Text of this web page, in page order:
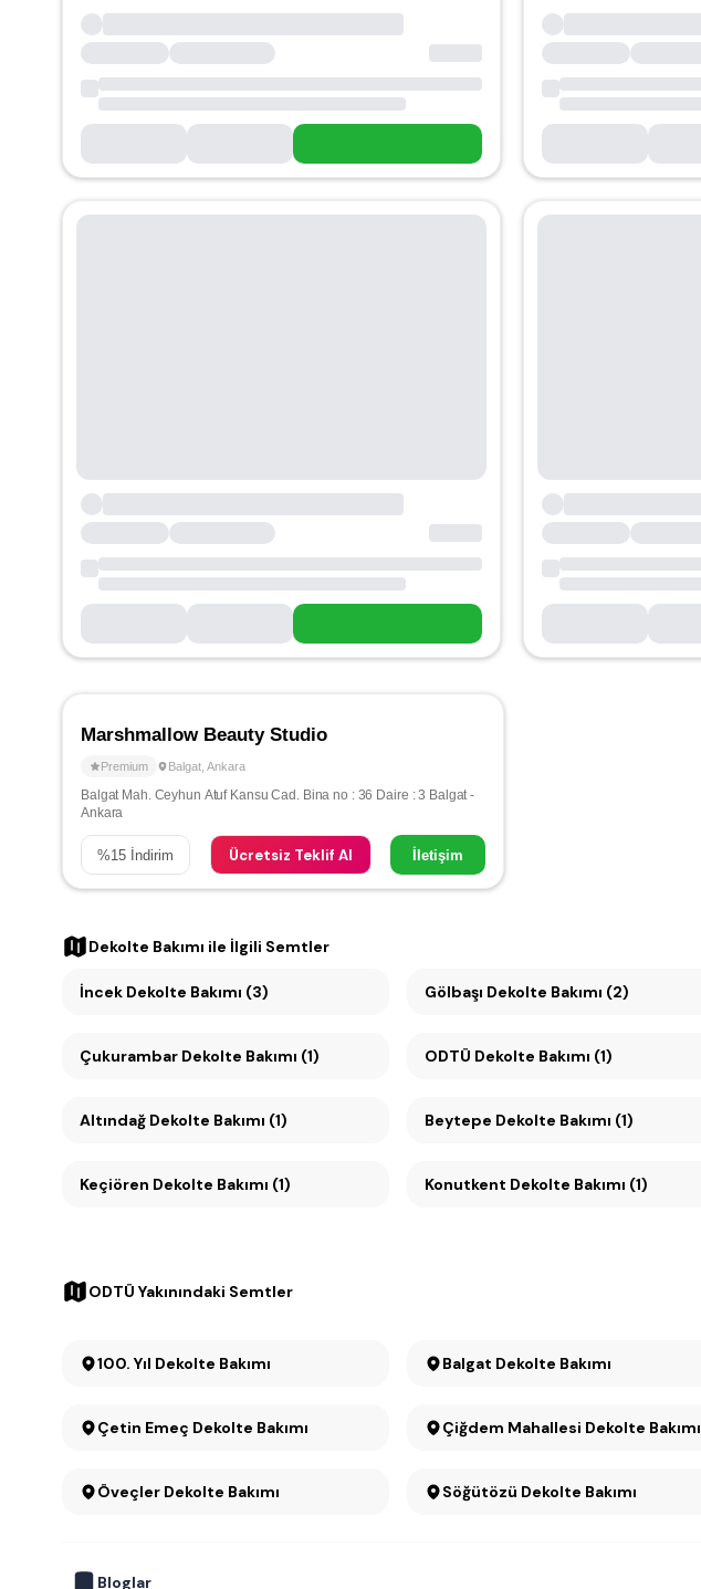
Marshmallow Beauty Studio
Premium Balgat Ankara
Balgat Mah. Ceyhun Atuf Kansu Cad. Bina no : 36 Daire : 3 Balgat -
Ankara
%15 İndirim Ücretsiz Teklif Al İletişim
Dekolte Bakımı ile İlgili Semtler
İncek Dekolte Bakımı (3) Gölbaşı Dekolte Bakımı (2)
Çukurambar Dekolte Bakımı (1) ODTÜ Dekolte Bakımı (1)
Altındağ Dekolte Bakımı (1) Beytepe Dekolte Bakımı (1)
Keçiören Dekolte Bakımı (1) Konutkent Dekolte Bakımı (1)
ODTÜ Yakınındaki Semtler
100. Yıl Dekolte Bakımı Balgat Dekolte Bakımı
Çetin Emeç Dekolte Bakımı Çiğdem Mahallesi Dekolte Bakımı
Öveçler Dekolte Bakımı Söğütözü Dekolte Bakımı
Bloglar